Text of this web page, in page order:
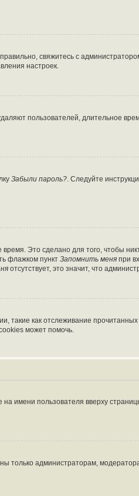
свяжитесь с
настроек.
пользователей, длительное
Забыли пароль?. Следуйте
Это сделано для того, чтобы
флажком пункт Запомнить меня при
отсутствует, это значит, что
такие как отслеживание
может помочь.
имени пользователя вверху
только администраторам,